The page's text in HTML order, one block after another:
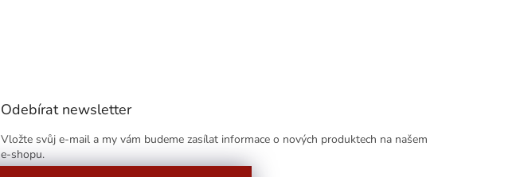
Odebírat newsletter
Vložte svůj e-mail a my vám budeme zasílat informace o nových produktech na našem
e-shopu.